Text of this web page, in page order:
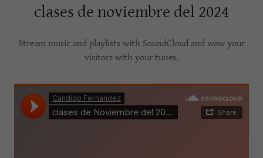
clases de noviembre del 2024
Stream music and playlists with SoundCloud and wow your
visitors with your tunes.